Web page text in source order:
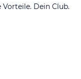
Dein Club.